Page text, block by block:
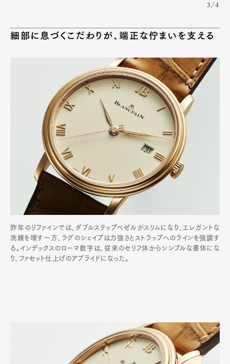
3/4
細部に息づくこだわりが、端正な佇まいを支える
昨年のリファインでは、ダブルステップベゼルがスリムになり、エレガントな
洗練を増す一方、ラグのシェイプは力強さとストラップへのラインを強調す
る。インデックスのローマ数字は、従来のセリフ体からシンプルな書体にな
り、ファセット仕上げのアプライドになった。